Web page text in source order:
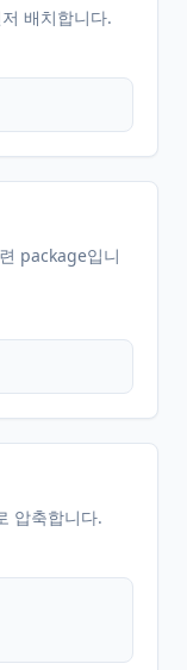
배치합니다.
package입니
압축합니다.